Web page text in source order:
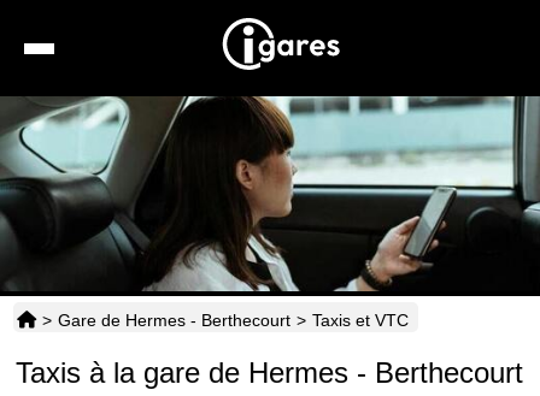
Recherche
Location de voiture
Hôtels
Taxis
> Gare de Hermes - Berthecourt > Taxis et VTC
Taxis à la gare de Hermes - Berthecourt